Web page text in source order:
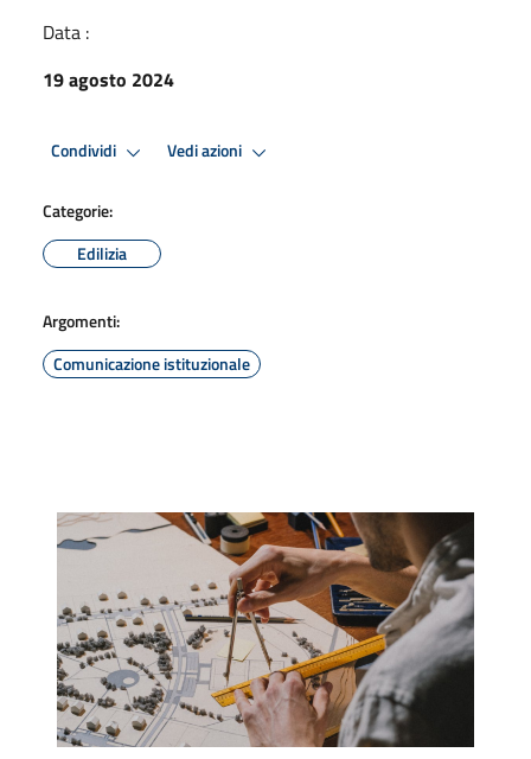
Data :
19 agosto 2024
Condividi Vedi azioni
Categorie:
Edilizia
Argomenti:
Comunicazione istituzionale